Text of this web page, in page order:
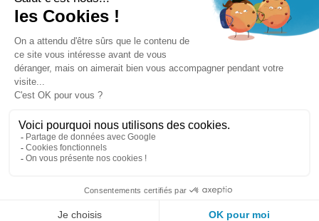
Mentions légales
Conditions générales de ventes
Plateforme de signalement